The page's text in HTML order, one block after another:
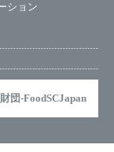
ション
団-FoodSCJapan